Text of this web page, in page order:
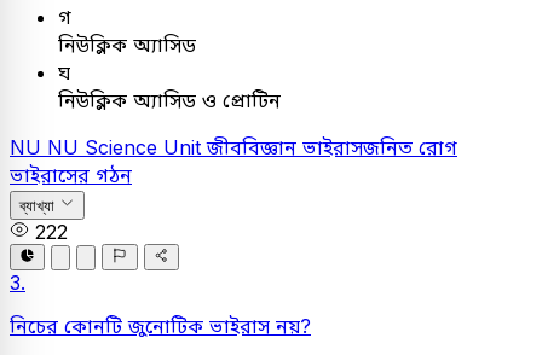
গ
নিউক্লিক অ্যাসিড
ঘ
নিউক্লিক অ্যাসিড ও প্রোটিন
NU NU Science Unitজীববিজ্ঞান ভাইরাসজনিত রোগ
ভাইরাসের গঠন
ব্যাখ্যা
222
3.
নিচের কোনটি জুনোটিক ভাইরাস নয়?